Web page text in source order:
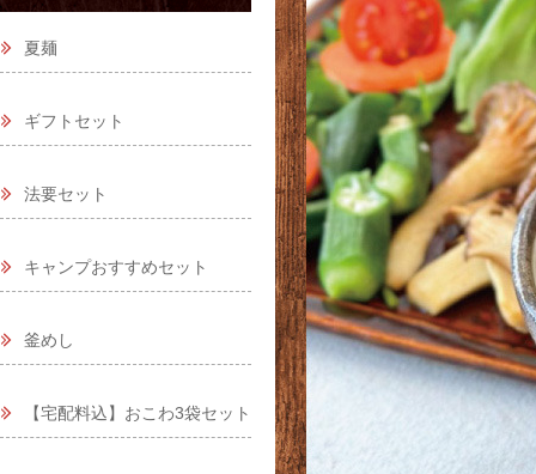
夏麺
ギフトセット
法要セット
キャンプおすすめセット
釜めし
【宅配料込】おこわ3袋セット